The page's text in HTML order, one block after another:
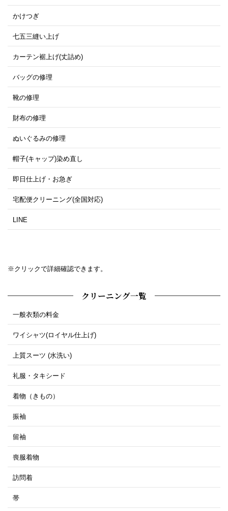
かけつぎ
七五三縫い上げ
カーテン裾上げ(丈詰め)
バッグの修理
靴の修理
財布の修理
ぬいぐるみの修理
帽子(キャップ)染め直し
即日仕上げ・お急ぎ
宅配便クリーニング(全国対応)
LINE
※クリックで詳細確認できます。
クリーニング一覧
一般衣類の料金
ワイシャツ(ロイヤル仕上げ)
上質スーツ (水洗い)
礼服・タキシード
着物（きもの）
振袖
留袖
喪服着物
訪問着
帯